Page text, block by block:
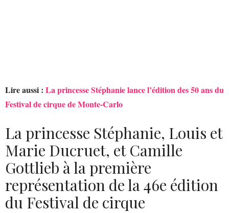
Lire aussi : La princesse Stéphanie lance l’édition des 50 ans du
Festival de cirque de Monte-Carlo
La princesse Stéphanie, Louis et
Marie Ducruet, et Camille
Gottlieb à la première
représentation de la 46e édition
du Festival de cirque